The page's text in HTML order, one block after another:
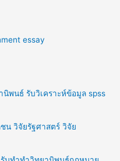
essay
พนธ์ รับวิเคราะห์ข้อมูล spss
น วิจัยรัฐศาสตร์ วิจัย